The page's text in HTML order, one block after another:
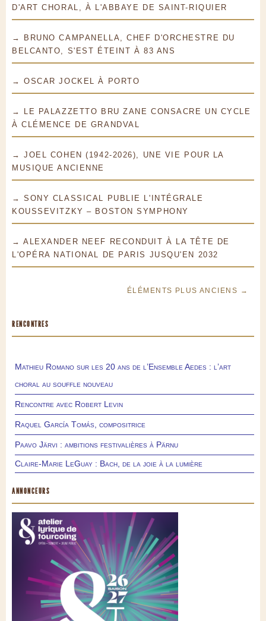
D'ART CHORAL, À L'ABBAYE DE SAINT-RIQUIER
→ BRUNO CAMPANELLA, CHEF D'ORCHESTRE DU
BELCANTO, S'EST ÉTEINT À 83 ANS
→ OSCAR JOCKEL À PORTO
→ LE PALAZZETTO BRU ZANE CONSACRE UN CYCLE
À CLÉMENCE DE GRANDVAL
→ JOEL COHEN (1942-2026), UNE VIE POUR LA
MUSIQUE ANCIENNE
→ SONY CLASSICAL PUBLIE L'INTÉGRALE
KOUSSEVITZKY – BOSTON SYMPHONY
→ ALEXANDER NEEF RECONDUIT À LA TÊTE DE
L'OPÉRA NATIONAL DE PARIS JUSQU'EN 2032
ÉLÉMENTS PLUS ANCIENS →
RENCONTRES
Mathieu Romano sur les 20 ans de l’Ensemble Aedes : l’art
choral au souffle nouveau
Rencontre avec Robert Levin
Raquel García Tomás, compositrice
Paavo Järvi : ambitions festivalières à Pärnu
Claire-Marie LeGuay : Bach, de la joie à la lumière
ANNONCEURS